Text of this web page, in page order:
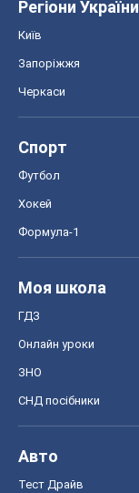
Регіони України
Київ
Запоріжжя
Черкаси
Спорт
Футбол
Хокей
Формула-1
Моя школа
ГДЗ
Онлайн уроки
ЗНО
СНД посібники
Авто
Тест Драйв